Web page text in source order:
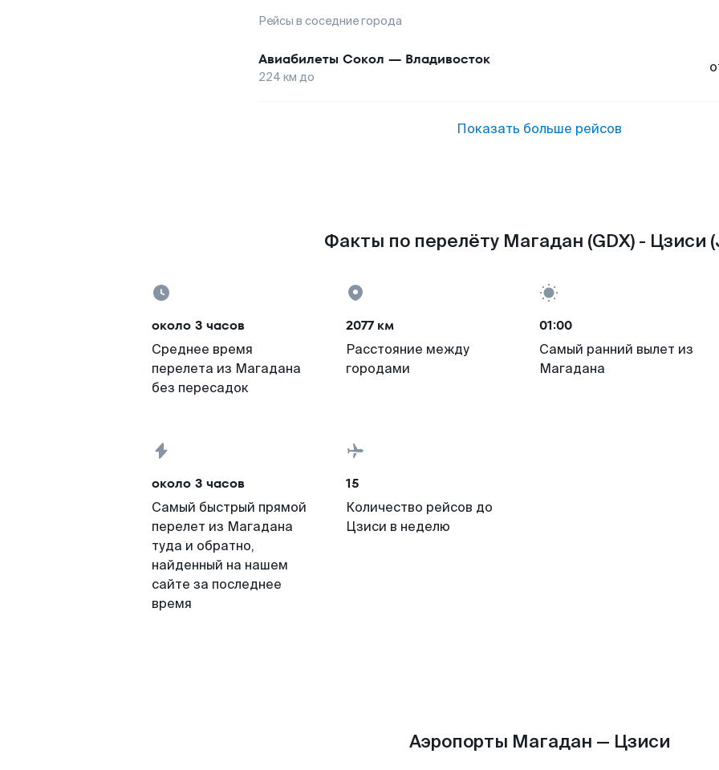
Рейсы в соседние города
Авиабилеты Сокол — Владивосток
224 км до
Показать больше рейсов
Факты по перелёту Магадан (GDX) - Цзиси
около 3 часов
Среднее время
перелета из Магадана
без пересадок
2077 км
Расстояние между
городами
01:00
Самый ранний вылет из
Магадана
около 3 часов
Самый быстрый прямой
перелет из Магадана
туда и обратно,
найденный на нашем
сайте за последнее
время
15
Количество рейсов до
Цзиси в неделю
Аэропорты Магадан — Цзиси